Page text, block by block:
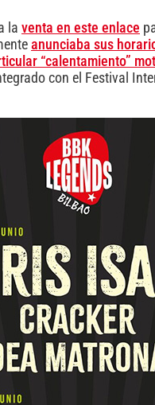
la venta en este enlace
anunciaba sus
“calentamiento”
con el Festival